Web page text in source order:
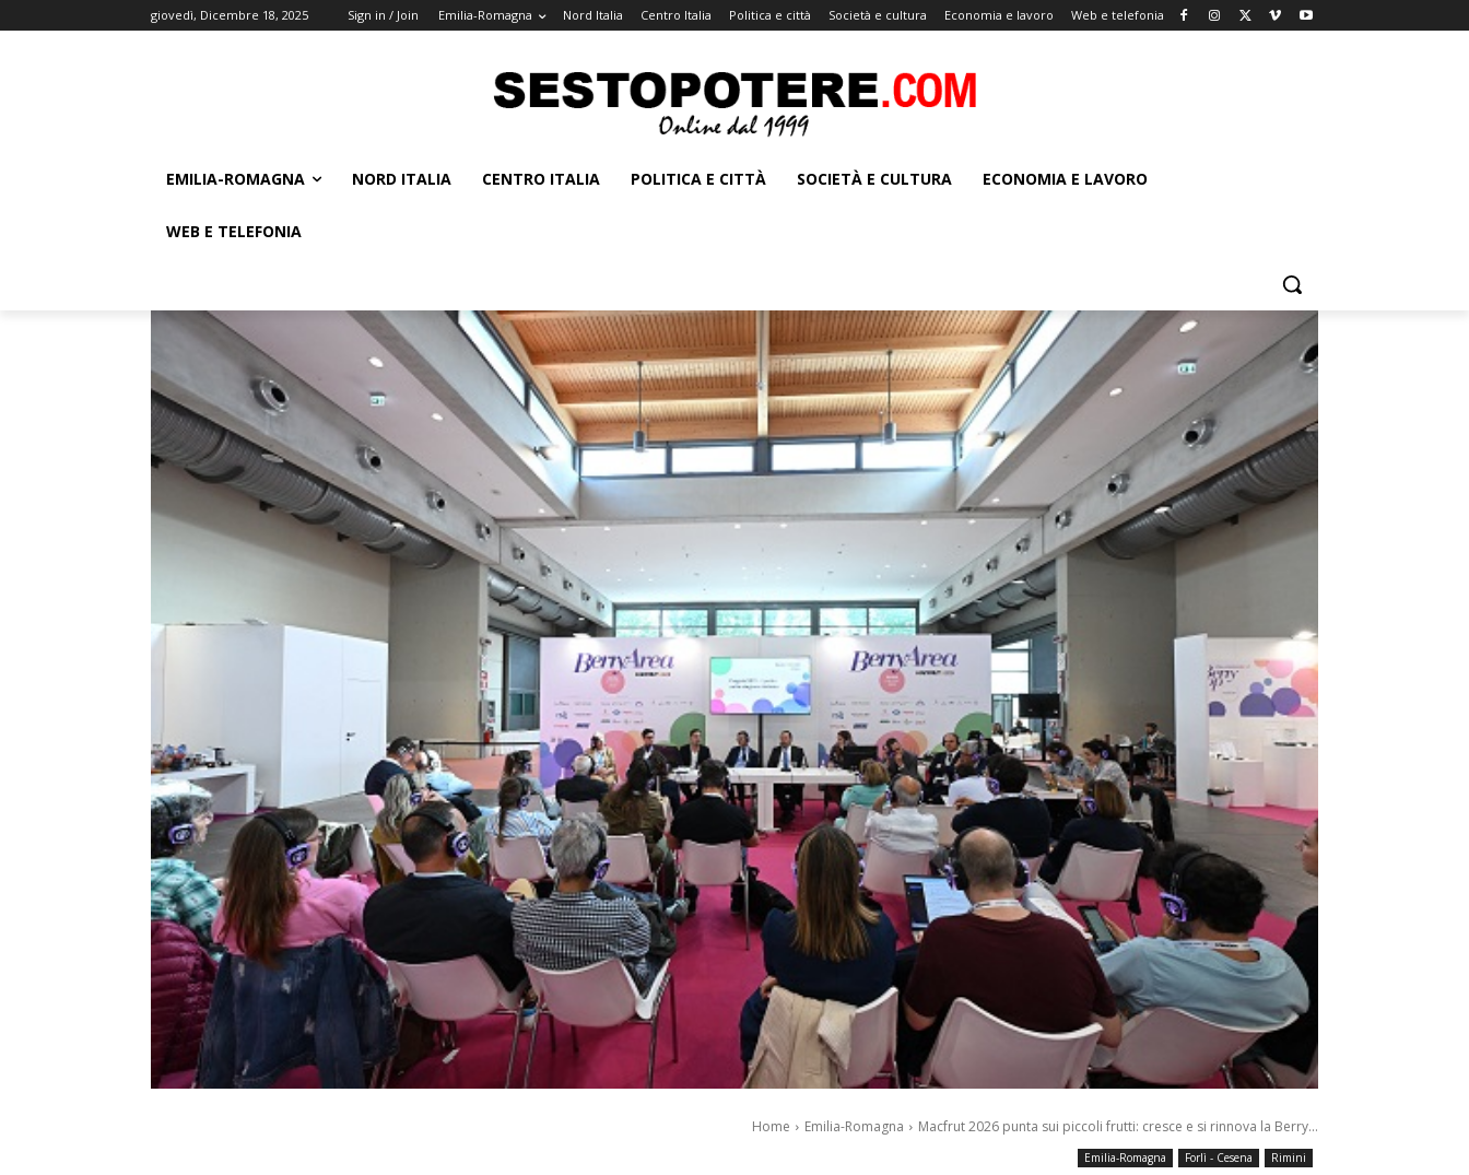
giovedì, Dicembre 18, 2025 Sign in / Join Emilia-Romagna Nord Italia Centro Italia Politica e città Società e cultura Economia e lavoro Web e telefonia
EMILIA-ROMAGNA NORD ITALIA CENTRO ITALIA POLITICA E CITTÀ SOCIETÀ E CULTURA ECONOMIA E LAVORO
WEB E TELEFONIA
Home Emilia-Romagna Macfrut 2026 punta sui piccoli frutti: cresce e si rinnova la Berry...
Emilia-Romagna Forlì - Cesena Rimini